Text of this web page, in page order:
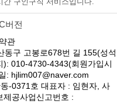
버전
관
동구 고봉로678번 길 155(성석
010-4730-4343(회원가입시
: hjlim007@naver.com
-0371호 대표자 : 임현자, 사
공사업신고번호 :